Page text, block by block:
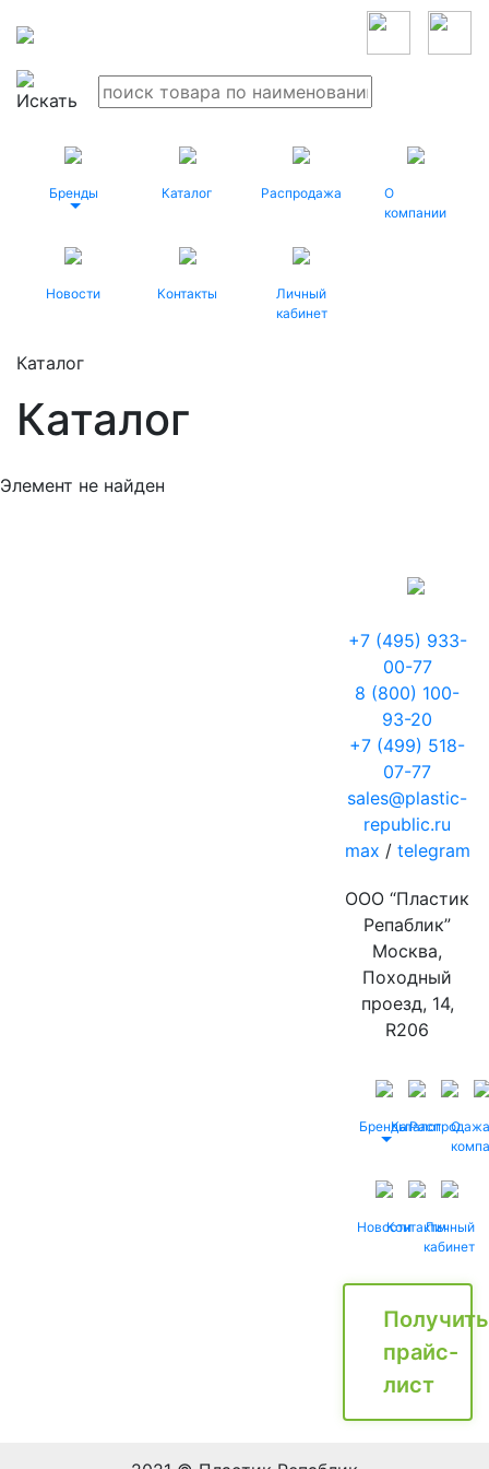
Бренды Каталог Распродажа
О
компании
Новости Контакты
Личный
кабинет
Каталог
Каталог
Элемент не найден
+7 (495) 933-
00-77
8 (800) 100-
93-20
+7 (499) 518-
07-77
sales@plastic-
republic.ru
max / telegram
ООО “Пластик
Репаблик”
Москва,
Походный
проезд, 14,
R206
БрендыКаталог
Распродажа
О
НовостиКонтактыЛичный
кабинет
Получить
прайс-
лист